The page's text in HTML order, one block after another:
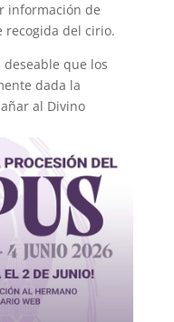
información de
recogida del cirio.
que los
dada la
al Divino